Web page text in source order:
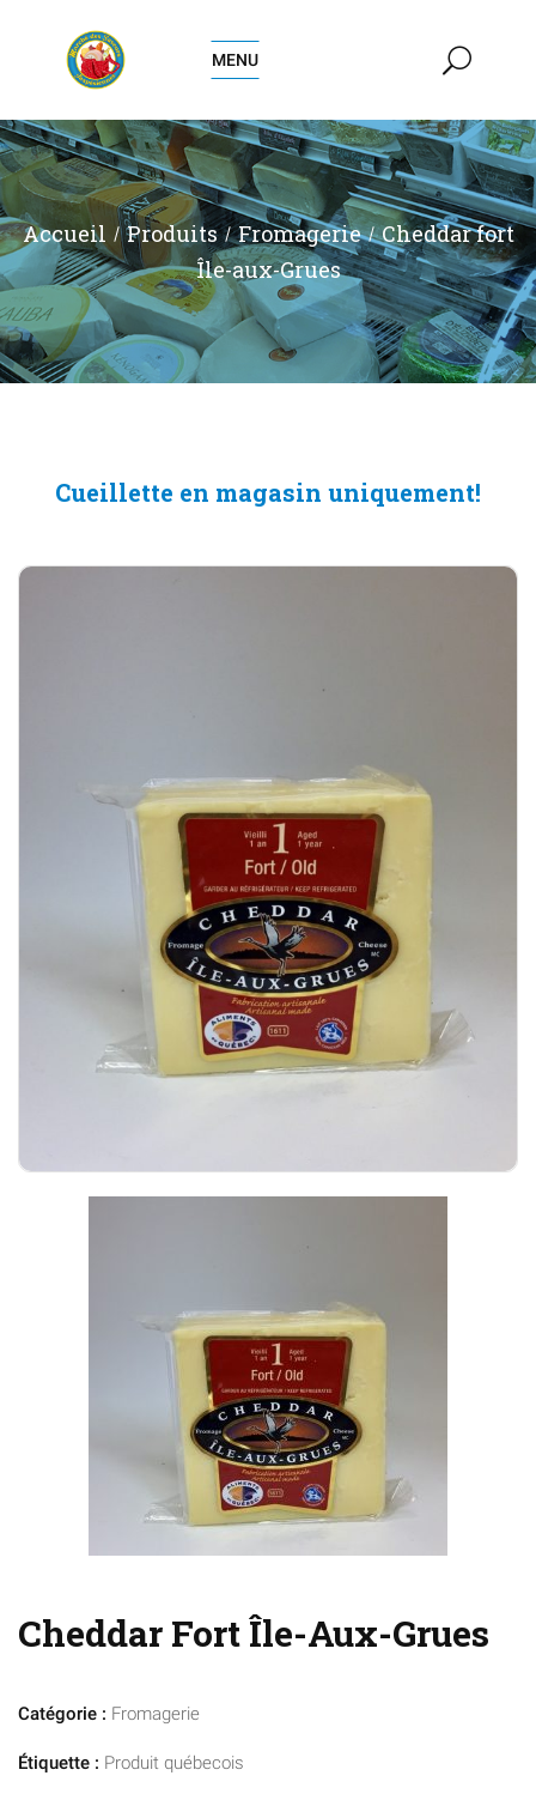
MENU
Accueil Produits Fromagerie
Cheddar fort
Île-aux-Grues
Cueillette en magasin uniquement!
Cheddar Fort Île-Aux-Grues
Catégorie : Fromagerie
Étiquette : Produit québecois